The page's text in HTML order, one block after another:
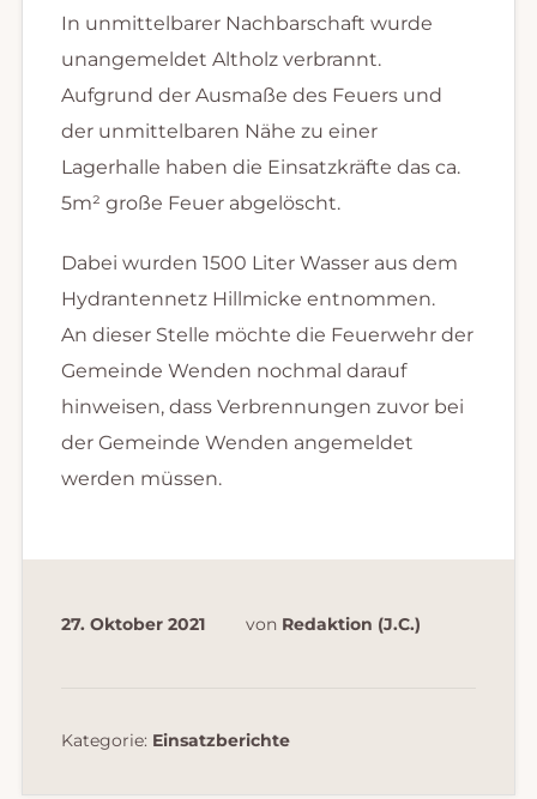
In unmittelbarer Nachbarschaft wurde
unangemeldet Altholz verbrannt.
Aufgrund der Ausmaße des Feuers und
der unmittelbaren Nähe zu einer
Lagerhalle haben die Einsatzkräfte das ca.
5m² große Feuer abgelöscht.
Dabei wurden 1500 Liter Wasser aus dem
Hydrantennetz Hillmicke entnommen.
An dieser Stelle möchte die Feuerwehr der
Gemeinde Wenden nochmal darauf
hinweisen, dass Verbrennungen zuvor bei
der Gemeinde Wenden angemeldet
werden müssen.
27. Oktober 2021 von Redaktion (J.C.)
Kategorie: Einsatzberichte